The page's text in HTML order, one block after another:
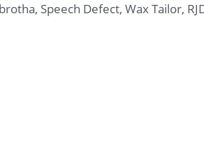
Speech Defect, Wax Tailor,